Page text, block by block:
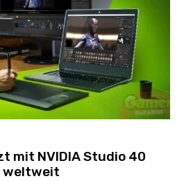
mit NVIDIA Studio 40
weltweit